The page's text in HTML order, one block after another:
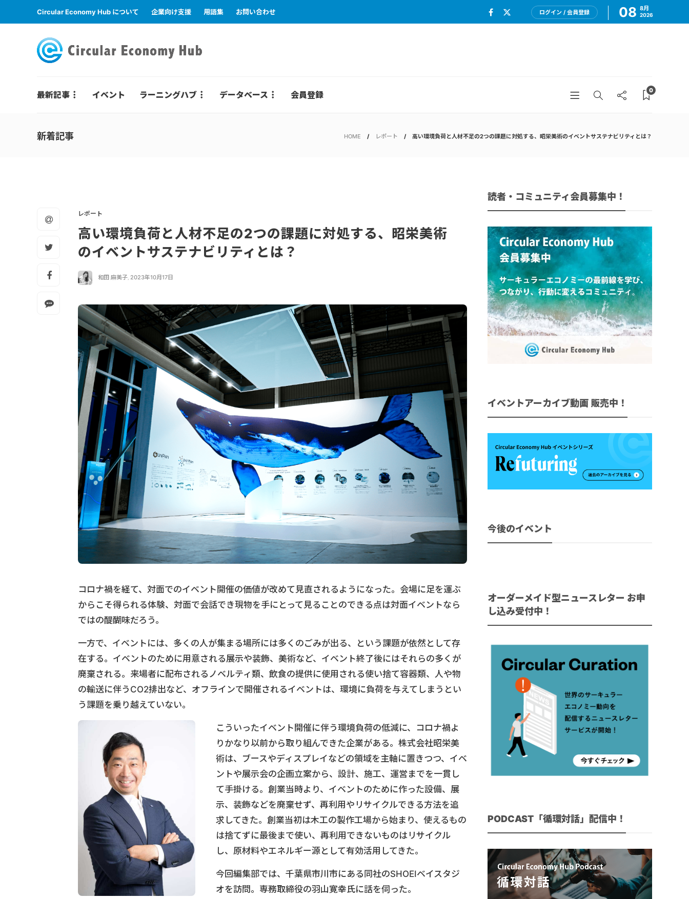
Circular Economy Hub について 企業向け支援 用語集 お問い合わせ ログイン / 会員登録 08 8月
2026
最新記事 イベント ラーニングハブ データベース 会員登録 0
新着記事 HOME レポート 高い環境負荷と人材不足の2つの課題に対処する、昭栄美術のイベントサステナビリティとは？
レポート
高い環境負荷と人材不足の2つの課題に対処する、昭栄美術
のイベントサステナビリティとは？
和田 麻美子, 2023年10月17日
コロナ禍を経て、対面でのイベント開催の価値が改めて見直されるようになった。会場に足を運ぶ
からこそ得られる体験、対面で会話でき現物を手にとって見ることのできる点は対面イベントなら
ではの醍醐味だろう。
一方で、イベントには、多くの人が集まる場所には多くのごみが出る、という課題が依然として存
在する。イベントのために用意される展示や装飾、美術など、イベント終了後にはそれらの多くが
廃棄される。来場者に配布されるノベルティ類、飲食の提供に使用される使い捨て容器類、人や物
の輸送に伴うCO2排出など、オフラインで開催されるイベントは、環境に負荷を与えてしまうとい
う課題を乗り越えていない。
こういったイベント開催に伴う環境負荷の低減に、コロナ禍よ
りかなり以前から取り組んできた企業がある。株式会社昭栄美
術は、ブースやディスプレイなどの領域を主軸に置きつつ、イベ
ントや展示会の企画立案から、設計、施工、運営までを一貫し
て手掛ける。創業当時より、イベントのために作った設備、展
示、装飾などを廃棄せず、再利用やリサイクルできる方法を追
求してきた。創業当初は木工の製作工場から始まり、使えるもの
は捨てずに最後まで使い、再利用できないものはリサイクル
し、原材料やエネルギー源として有効活用してきた。
今回編集部では、千葉県市川市にある同社のSHOEIベイスタジ
オを訪問。専務取締役の羽山寛幸氏に話を伺った。
読者・コミュニティ会員募集中！
イベントアーカイブ動画 販売中！
今後のイベント
オーダーメイド型ニュースレター お申
し込み受付中！
PODCAST「循環対話」配信中！